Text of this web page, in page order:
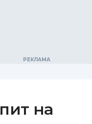
на